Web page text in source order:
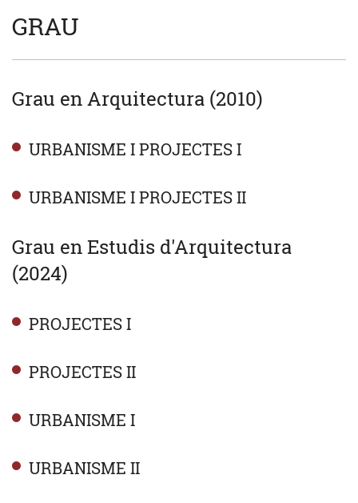
GRAU
Grau en Arquitectura (2010)
URBANISME I PROJECTES I
URBANISME I PROJECTES II
Grau en Estudis d'Arquitectura
(2024)
PROJECTES I
PROJECTES II
URBANISME I
URBANISME II